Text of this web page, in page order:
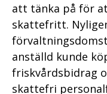
att tänka på för
skattefritt.
anställd kunde
friskvårdsbidrag
skattefri